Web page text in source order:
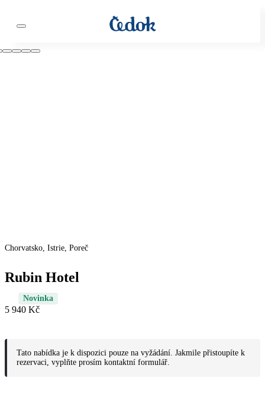
Chorvatsko, Istrie, Poreč
Rubin Hotel
Novinka
5 940 Kč
Tato nabídka je k dispozici pouze na vyžádání. Jakmile přistoupíte k
rezervaci, vyplňte prosím kontaktní formulář.